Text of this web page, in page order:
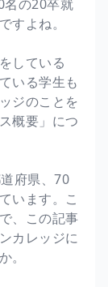
名の20卒就
すよね。
している
いる学生も
ジのことを
概要」につ
府県、70
います。こ
、この記事
カレッジに
。